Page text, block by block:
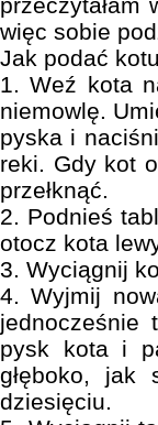
więc sobie
Jak podać
1. Weź kota
niemowlę.
pyska i
reki. Gdy kot
przełknąć.
2. Podnieś
otocz kota
3. Wyciągnij
4. Wyjmij
jednocześnie
pysk kota i
głęboko,
dziesięciu.